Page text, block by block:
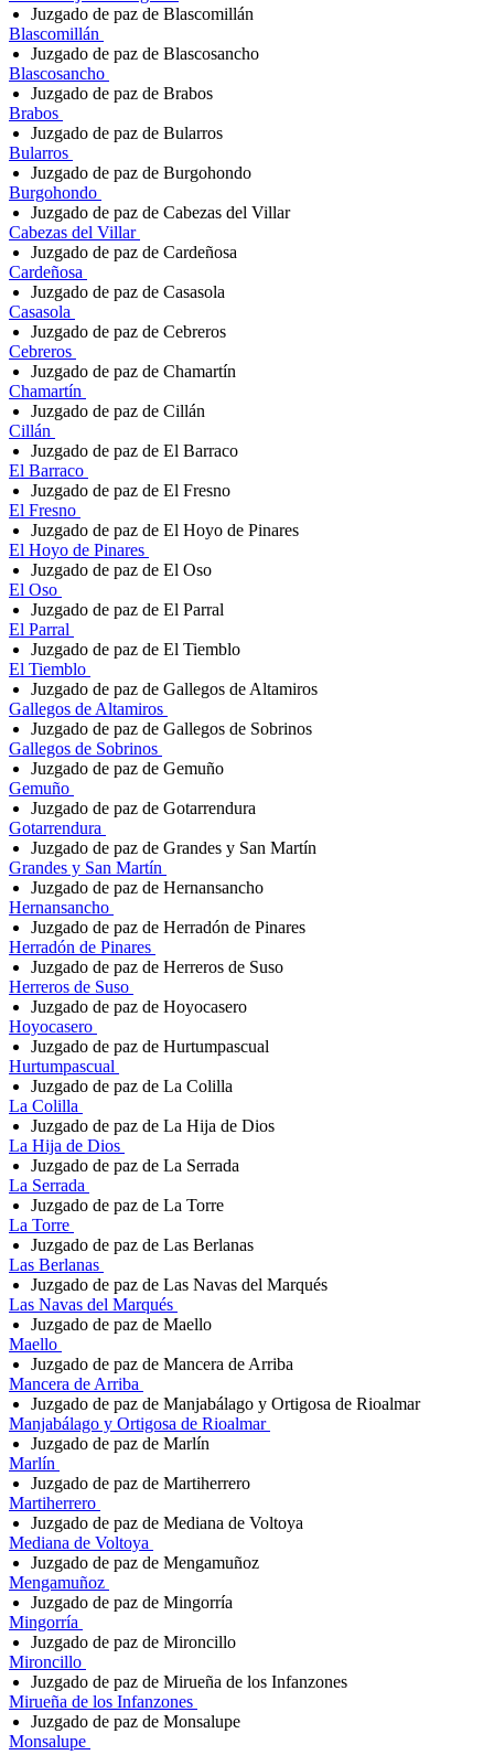
Juzgado de paz de Blascomillán
Blascomillán
Juzgado de paz de Blascosancho
Blascosancho
Juzgado de paz de Brabos
Brabos
Juzgado de paz de Bularros
Bularros
Juzgado de paz de Burgohondo
Burgohondo
Juzgado de paz de Cabezas del Villar
Cabezas del Villar
Juzgado de paz de Cardeñosa
Cardeñosa
Juzgado de paz de Casasola
Casasola
Juzgado de paz de Cebreros
Cebreros
Juzgado de paz de Chamartín
Chamartín
Juzgado de paz de Cillán
Cillán
Juzgado de paz de El Barraco
El Barraco
Juzgado de paz de El Fresno
El Fresno
Juzgado de paz de El Hoyo de Pinares
El Hoyo de Pinares
Juzgado de paz de El Oso
El Oso
Juzgado de paz de El Parral
El Parral
Juzgado de paz de El Tiemblo
El Tiemblo
Juzgado de paz de Gallegos de Altamiros
Gallegos de Altamiros
Juzgado de paz de Gallegos de Sobrinos
Gallegos de Sobrinos
Juzgado de paz de Gemuño
Gemuño
Juzgado de paz de Gotarrendura
Gotarrendura
Juzgado de paz de Grandes y San Martín
Grandes y San Martín
Juzgado de paz de Hernansancho
Hernansancho
Juzgado de paz de Herradón de Pinares
Herradón de Pinares
Juzgado de paz de Herreros de Suso
Herreros de Suso
Juzgado de paz de Hoyocasero
Hoyocasero
Juzgado de paz de Hurtumpascual
Hurtumpascual
Juzgado de paz de La Colilla
La Colilla
Juzgado de paz de La Hija de Dios
La Hija de Dios
Juzgado de paz de La Serrada
La Serrada
Juzgado de paz de La Torre
La Torre
Juzgado de paz de Las Berlanas
Las Berlanas
Juzgado de paz de Las Navas del Marqués
Las Navas del Marqués
Juzgado de paz de Maello
Maello
Juzgado de paz de Mancera de Arriba
Mancera de Arriba
Juzgado de paz de Manjabálago y Ortigosa de Rioalmar
Manjabálago y Ortigosa de Rioalmar
Juzgado de paz de Marlín
Marlín
Juzgado de paz de Martiherrero
Martiherrero
Juzgado de paz de Mediana de Voltoya
Mediana de Voltoya
Juzgado de paz de Mengamuñoz
Mengamuñoz
Juzgado de paz de Mingorría
Mingorría
Juzgado de paz de Mironcillo
Mironcillo
Juzgado de paz de Mirueña de los Infanzones
Mirueña de los Infanzones
Juzgado de paz de Monsalupe
Monsalupe